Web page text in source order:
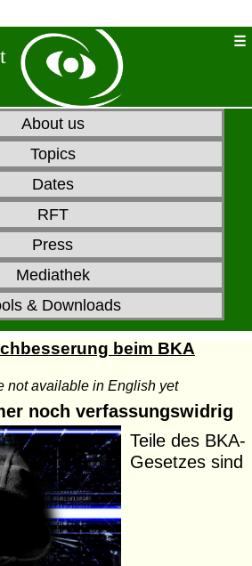
About us
Topics
Dates
RFT
Press
Mediathek
& Downloads
beim BKA
not available in English yet
noch verfassungswidrig
Teile des BKA-
Gesetzes sind